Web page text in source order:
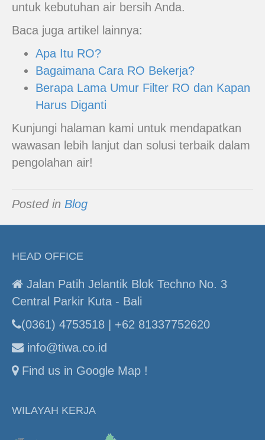
untuk kebutuhan air bersih Anda.
Baca juga artikel lainnya:
Apa Itu RO?
Bagaimana Cara RO Bekerja?
Berapa Lama Umur Filter RO dan Kapan
Harus Diganti
Kunjungi halaman kami untuk mendapatkan
wawasan lebih lanjut dan solusi terbaik dalam
pengolahan air!
Posted in Blog
HEAD OFFICE
Jalan Patih Jelantik Blok Techno No. 3
Central Parkir Kuta - Bali
(0361) 4753518 | +62 81337752620
info@tiwa.co.id
Find us in Google Map !
WILAYAH KERJA